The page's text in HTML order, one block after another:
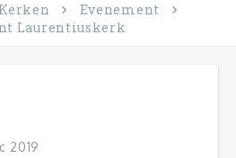
Evenement
Laurentiuskerk
2019